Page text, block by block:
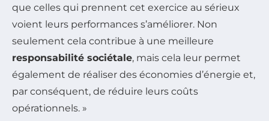
que celles qui prennent cet exercice au sérieux
voient leurs performances s’améliorer. Non
seulement cela contribue à une meilleure
responsabilité sociétale, mais cela leur permet
également de réaliser des économies d’énergie et,
par conséquent, de réduire leurs coûts
opérationnels. »